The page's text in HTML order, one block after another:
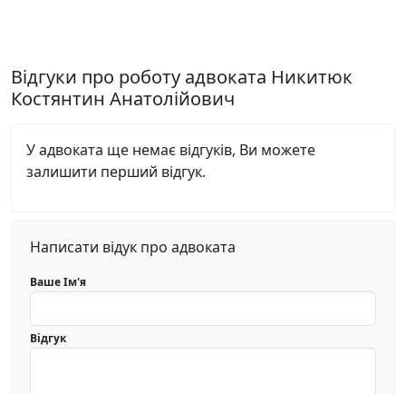
Відгуки про роботу адвоката Никитюк
Костянтин Анатолійович
У адвоката ще немає відгуків, Ви можете
залишити перший відгук.
Написати відук про адвоката
Ваше Ім'я
Відгук